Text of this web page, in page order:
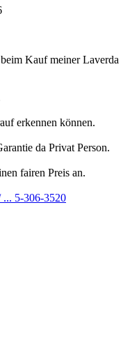
Kauf meiner Laverda
erkennen können.
da Privat Person.
fairen Preis an.
... 5-306-3520